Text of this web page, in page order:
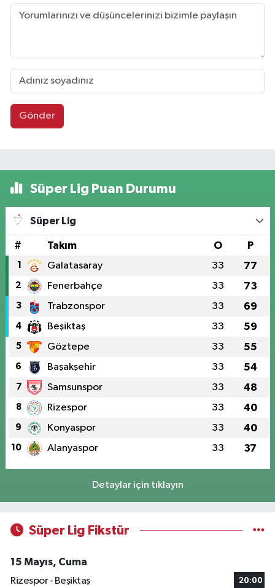
Gönder
Süper Lig Puan Durumu
Süper Lig
# Takım O P
1 Galatasaray 33 77
2 Fenerbahçe 33 73
3 Trabzonspor 33 69
4 Beşiktaş 33 59
5 Göztepe 33 55
6 Başakşehir 33 54
7 Samsunspor 33 48
8 Rizespor 33 40
9 Konyaspor 33 40
10 Alanyaspor 33 37
Detaylar için tıklayın
Süper Lig Fikstür
15 Mayıs, Cuma
Rizespor - Beşiktaş
20:00